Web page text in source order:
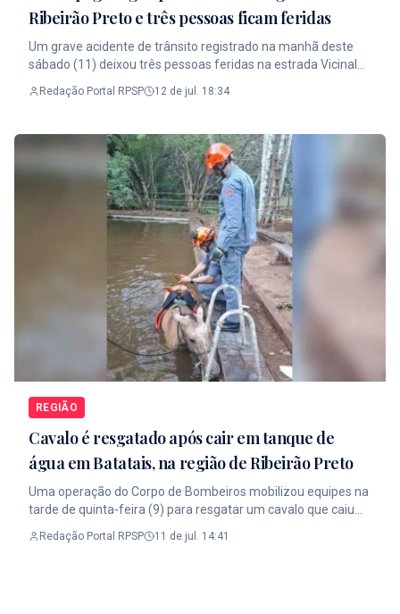
Ribeirão Preto e três pessoas ficam feridas
Um grave acidente de trânsito registrado na manhã deste
sábado (11) deixou três pessoas feridas na estrada Vicinal
Jeriquara, na região de Ribeirão Preto. Após a colisão entre
mobilizando equipes de resgate e forças de segurança.
Segundo as informações apuradas, o acidente aconteceu
quando um dos motoristas tentou realizar uma
ultrapassagem e acabou colidindo de frente com outro carro
que seguia no sentido contrário da via. Com a violência do
impacto, um Fiat Palio pegou fogo logo após a batida. As três
vítimas foram socorridas e encaminhadas à Santa Casa de
Pedregulho. Apesar dos ferimentos, nenhuma delas corre
risco de morte, conforme as informações divulgadas pelas
equipes de atendimento. Durante o trabalho de resgate e da
perícia, a estrada precisou ser parcialmente interditada. O
tráfego foi normalizado após a retirada dos veículos e a
conclusão dos atendimentos. As causas do acidente serão
investigadas pela Polícia Civil. Acompanhe as principais
Notícias de Ribeirão Preto e região no Portal RPSP, com
cobertura completa dos acontecimentos que impactam a
segurança e o trânsito. Leia a Matéria Completa no Portal
RPSP. Link na Bio. #Jornalismo #RibeiraoPreto #PortalRPSP
Redação Portal RPSP 12 de jul. 18:34
REGIÃO
Cavalo é resgatado após cair em tanque de
água em Batatais, na região de Ribeirão Preto
Uma operação do Corpo de Bombeiros mobilizou equipes na
tarde de quinta-feira (9) para resgatar um cavalo que caiu
em um tanque de água em uma chácara localizada na
Avenida Boiadeiro Alfredo Zamproni, em Batatais, na região
Redação Portal RPSP 11 de jul. 14:41